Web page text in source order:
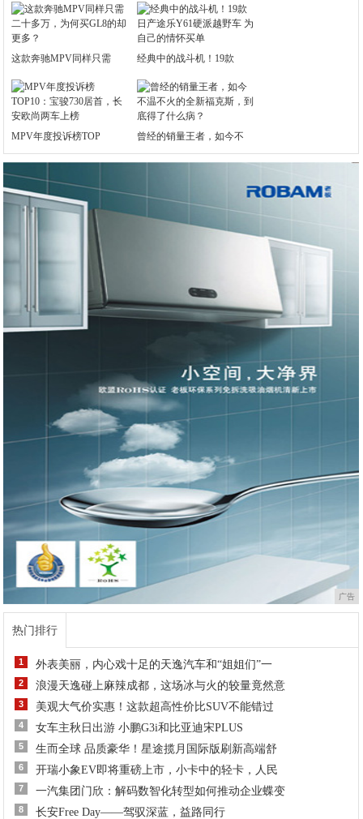
这款奔驰MPV同样只需 经典中的战斗机！19款
MPV年度投诉榜TOP 曾经的销量王者，如今不
广告
热门排行
1 外表美丽，内心戏十足的天逸汽车和“姐姐们”一
2 浪漫天逸碰上麻辣成都，这场冰与火的较量竟然意
3 美观大气价实惠！这款超高性价比SUV不能错过
4 女车主秋日出游 小鹏G3i和比亚迪宋PLUS
5 生而全球 品质豪华！星途揽月国际版刷新高端舒
6 开瑞小象EV即将重磅上市，小卡中的轻卡，人民
7 一汽集团门欣：解码数智化转型如何推动企业蝶变
8 长安Free Day——驾驭深蓝，益路同行